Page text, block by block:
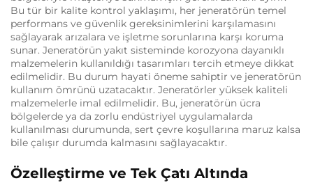
Bu tür bir kalite kontrol yaklaşımı, her jeneratörün temel
performans ve güvenlik gereksinimlerini karşılamasını
sağlayarak arızalara ve işletme sorunlarına karşı koruma
sunar. Jeneratörün yakıt sisteminde korozyona dayanıklı
malzemelerin kullanıldığı tasarımları tercih etmeye dikkat
edilmelidir. Bu durum hayati öneme sahiptir ve jeneratörün
kullanım ömrünü uzatacaktır. Jeneratörler yüksek kaliteli
malzemelerle imal edilmelidir. Bu, jeneratörün ücra
bölgelerde ya da zorlu endüstriyel uygulamalarda
kullanılması durumunda, sert çevre koşullarına maruz kalsa
bile çalışır durumda kalmasını sağlayacaktır.
Özelleştirme ve Tek Çatı Altında